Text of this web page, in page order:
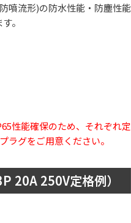
噴流形)の防水性能・防塵性能
。
性能確保のため、それぞれ定
グをご用意ください。
20A 250V定格例）